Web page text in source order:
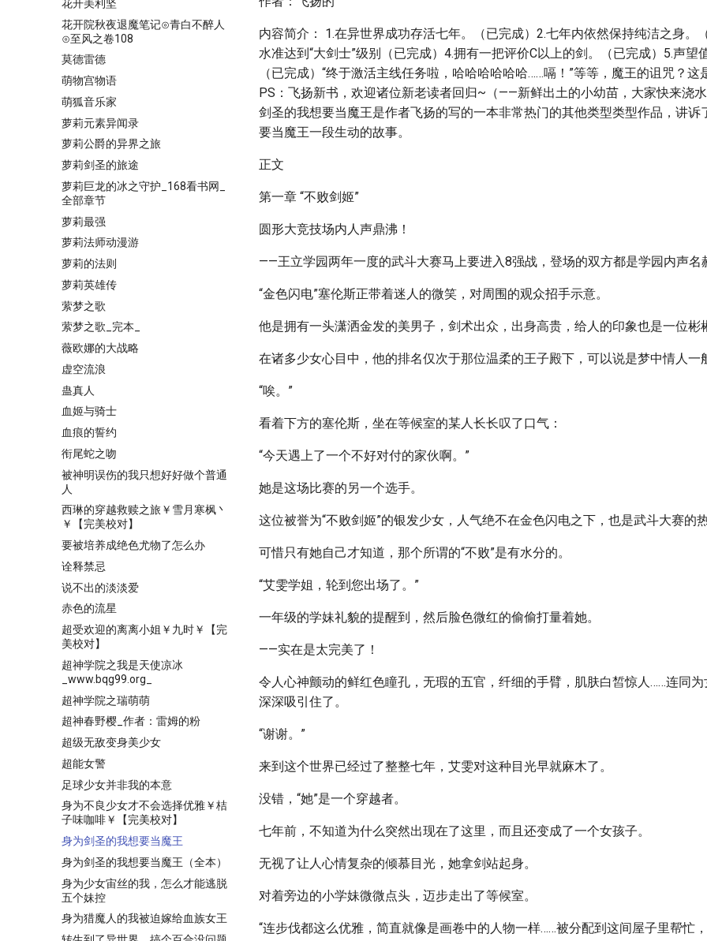
花开美利坚
花开院秋夜退魔笔记⊙青白不醉人
⊙至风之卷108
莫德雷德
萌物宫物语
萌狐音乐家
萝莉元素异闻录
萝莉公爵的异界之旅
萝莉剑圣的旅途
萝莉巨龙的冰之守护_168看书网_
全部章节
萝莉最强
萝莉法师动漫游
萝莉的法则
萝莉英雄传
萦梦之歌
萦梦之歌_完本_
薇欧娜的大战略
虚空流浪
蛊真人
血姬与骑士
血痕的誓约
衔尾蛇之吻
被神明误伤的我只想好好做个普通
人
西琳的穿越救赎之旅￥雪月寒枫丶
￥【完美校对】
要被培养成绝色尤物了怎么办
诠释禁忌
说不出的淡淡爱
赤色的流星
超受欢迎的离离小姐￥九时￥【完
美校对】
超神学院之我是天使凉冰
_www.bqg99.org_
超神学院之瑞萌萌
超神春野樱_作者：雷姆的粉
超级无敌变身美少女
超能女警
足球少女并非我的本意
身为不良少女才不会选择优雅￥桔
子味咖啡￥【完美校对】
身为剑圣的我想要当魔王
身为剑圣的我想要当魔王（全本）
身为少女宙丝的我，怎么才能逃脱
五个妹控
身为猎魔人的我被迫嫁给血族女王
内容简介： 1.在异世界成功存活七年。（已完成）2.七年内依然保持纯洁之身。
水准达到“大剑士”级别（已完成）4.拥有一把评价C以上的剑。（已完成）5.声望
（已完成）“终于激活主线任务啦，哈哈哈哈哈哈……嗝！”等等，魔王的诅咒？这
PS：飞扬新书，欢迎诸位新老读者回归~（——新鲜出土的小幼苗，大家快来浇
剑圣的我想要当魔王是作者飞扬的写的一本非常热门的其他类型类型作品，讲诉
要当魔王一段生动的故事。
正文
第一章 “不败剑姬”
圆形大竞技场内人声鼎沸！
——王立学园两年一度的武斗大赛马上要进入8强战，登场的双方都是学园内声名
“金色闪电”塞伦斯正带着迷人的微笑，对周围的观众招手示意。
他是拥有一头潇洒金发的美男子，剑术出众，出身高贵，给人的印象也是一位彬
在诸多少女心目中，他的排名仅次于那位温柔的王子殿下，可以说是梦中情人一
“唉。”
看着下方的塞伦斯，坐在等候室的某人长长叹了口气：
“今天遇上了一个不好对付的家伙啊。”
她是这场比赛的另一个选手。
这位被誉为“不败剑姬”的银发少女，人气绝不在金色闪电之下，也是武斗大赛的热
可惜只有她自己才知道，那个所谓的“不败”是有水分的。
“艾雯学姐，轮到您出场了。”
一年级的学妹礼貌的提醒到，然后脸色微红的偷偷打量着她。
——实在是太完美了！
令人心神颤动的鲜红色瞳孔，无瑕的五官，纤细的手臂，肌肤白皙惊人……连同
深深吸引住了。
“谢谢。”
来到这个世界已经过了整整七年，艾雯对这种目光早就麻木了。
没错，“她”是一个穿越者。
七年前，不知道为什么突然出现在了这里，而且还变成了一个女孩子。
无视了让人心情复杂的倾慕目光，她拿剑站起身。
对着旁边的小学妹微微点头，迈步走出了等候室。
“连步伐都这么优雅，简直就像是画卷中的人物一样……被分配到这间屋子里帮忙